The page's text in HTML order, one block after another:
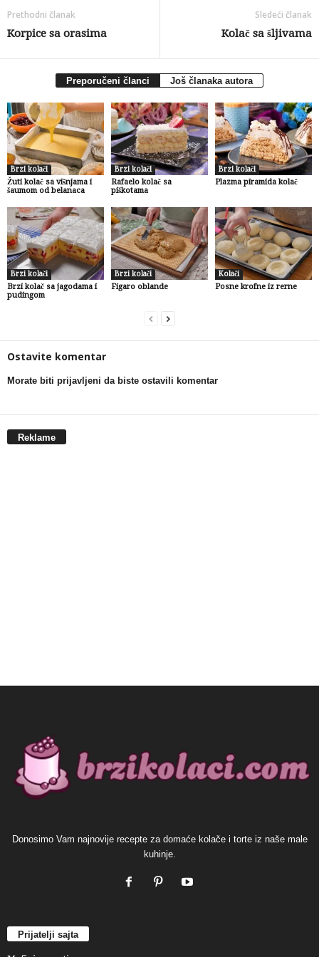
Prethodni članak
Korpice sa orasima
Sledeći članak
Kolač sa šljivama
Preporučeni članci Još članaka autora
Brzi kolači
Žuti kolač sa višnjama i
šaumom od belanaca
Brzi kolači
Rafaelo kolač sa
piškotama
Brzi kolači
Plazma piramida kolač
Brzi kolači
Brzi kolač sa jagodama i
pudingom
Brzi kolači
Figaro oblande
Kolači
Posne krofne iz rerne
Ostavite komentar
Morate biti prijavljeni da biste ostavili komentar
Reklame
Donosimo Vam najnovije recepte za domaće kolače i torte iz naše male
kuhinje.
Prijatelji sajta